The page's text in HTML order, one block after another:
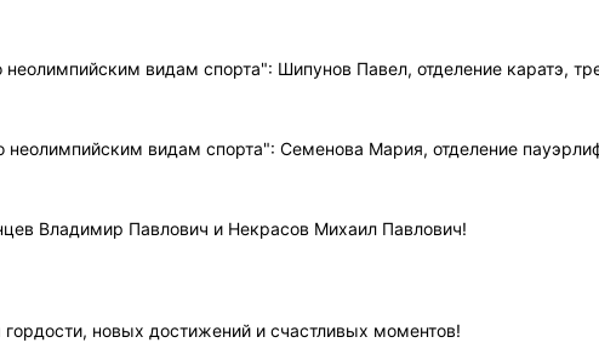
видам спорта": Шипунов Павел, отделение каратэ,
видам спорта": Семенова Мария, отделение
Владимир Павлович и Некрасов Михаил Павлович!
новых достижений и счастливых моментов!